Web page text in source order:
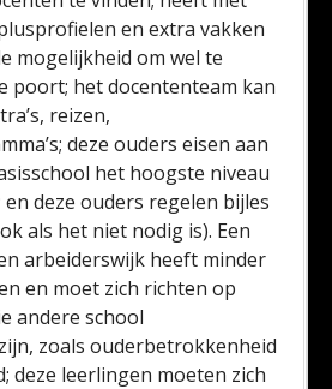
en extra vakken
mogelijkheid om wel te
poort; het docententeam kan
reizen,
deze ouders eisen aan
het hoogste niveau
deze ouders regelen bijles
als het niet nodig is). Een
arbeiderswijk heeft minder
en moet zich richten op
andere school
zoals ouderbetrokkenheid
deze leerlingen moeten zich